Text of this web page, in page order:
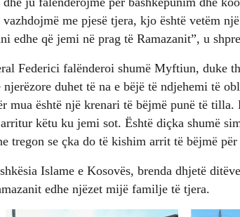
me pjesë tjera, kjo është vetëm
edhe që jemi në prag të Ramazanit”, u
Federici falënderoi shumë Myftiun, duke
duhet të na e bëjë të ndjehemi të
mua është një krenari të bëjmë punë të tilla.
këtu ku jemi sot. Është diçka shumë
tregon se çka do të kishim arrit të bëjmë
Islame e Kosovës, brenda dhjetë
edhe njëzet mijë familje të tjera.